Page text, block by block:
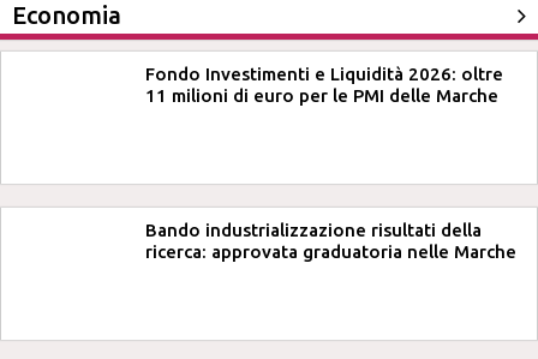
Economia
Fondo Investimenti e Liquidità 2026: oltre
11 milioni di euro per le PMI delle Marche
Bando industrializzazione risultati della
ricerca: approvata graduatoria nelle Marche